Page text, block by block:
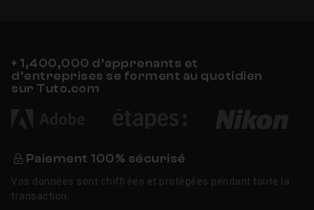
+ 1,400,000 d’apprenants et
d’entreprises se forment au quotidien
sur Tuto.com
Paiement 100% sécurisé
Vos données sont chiffrées et protégées pendant toute la
transaction.